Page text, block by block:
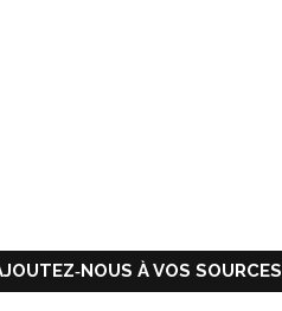
À VOS SOURCES